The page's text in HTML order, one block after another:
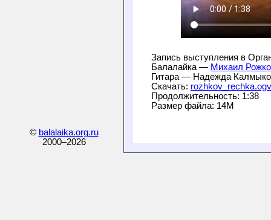
Запись выступления в
Балалайка — Михаил
Гитара — Надежда
Скачать: rozhkov_rechka.ogv
Продолжительность: 1:38
© balalaika.org.ru
2000–2026